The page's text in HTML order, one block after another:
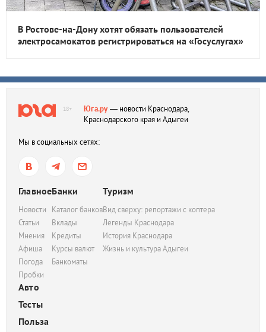
В Ростове-на-Дону хотят обязать пользователей
электросамокатов регистрироваться на «Госуслугах»
18+ Юга.ру— новости Краснодара,
Краснодарского края и Адыгеи
Мы в социальных сетях:
Главное
Новости
Статьи
Мнения
Афиша
Погода
Пробки
Банки
Каталог банков
Вклады
Кредиты
Курсы валют
Банкоматы
Туризм
Вид сверху: репортажи с коптера
Легенды Краснодара
История Краснодара
Жизнь и культура Адыгеи
Авто
Тесты
Польза